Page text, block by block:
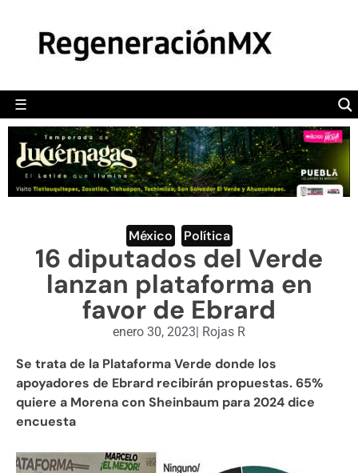
☰
POLÍTICA
CAMALEÓN
OPINIÓN
DEPORTES
ENGLISH SECTION
VIDEOS
México Política
16 diputados del Verde
lanzan plataforma en
favor de Ebrard
enero 30, 2023| Rojas R
Se trata de la Plataforma Verde donde los
apoyadores de Ebrard recibirán propuestas. 65%
quiere a Morena con Sheinbaum para 2024 dice
encuesta